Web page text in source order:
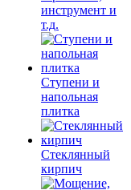
инструмент и
т.д.
Ступени и
напольная
плитка
Cтеклянный
кирпич